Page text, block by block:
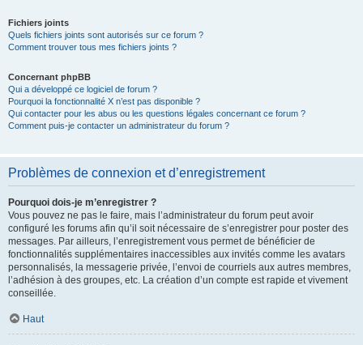
Fichiers joints
Quels fichiers joints sont autorisés sur ce forum ?
Comment trouver tous mes fichiers joints ?
Concernant phpBB
Qui a développé ce logiciel de forum ?
Pourquoi la fonctionnalité X n’est pas disponible ?
Qui contacter pour les abus ou les questions légales concernant ce forum ?
Comment puis-je contacter un administrateur du forum ?
Problèmes de connexion et d’enregistrement
Pourquoi dois-je m’enregistrer ?
Vous pouvez ne pas le faire, mais l’administrateur du forum peut avoir
configuré les forums afin qu’il soit nécessaire de s’enregistrer pour poster des
messages. Par ailleurs, l’enregistrement vous permet de bénéficier de
fonctionnalités supplémentaires inaccessibles aux invités comme les avatars
personnalisés, la messagerie privée, l’envoi de courriels aux autres membres,
l’adhésion à des groupes, etc. La création d’un compte est rapide et vivement
conseillée.
Haut